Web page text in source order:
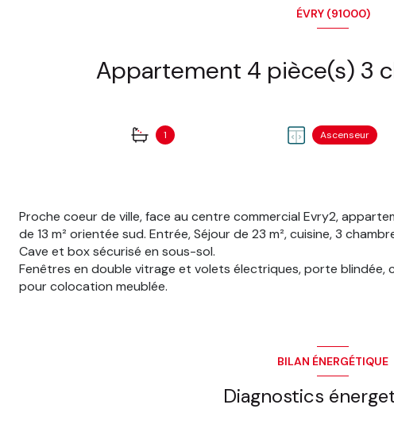
ÉVRY (91000)
1 Ascenseur
Proche coeur de ville, face au centre commercial Evry2,
de 13 m² orientée sud. Entrée, Séjour de 23 m², cuisine, 3
Cave et box sécurisé en sous-sol.
Fenêtres en double vitrage et volets électriques, porte blindée,
pour colocation meublée.
BILAN ÉNERGÉTIQUE
Diagnostics